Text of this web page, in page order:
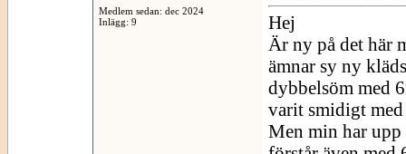
Medlem sedan: dec 2024
Inlägg: 9
Hej
Är ny på det här
ämnar sy ny
dybbelsöm med
varit smidigt
Men min har